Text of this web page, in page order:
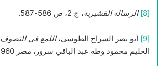
[8] الرسالة القشيرية، ج 2، ص 586-587.
[9] أبو نصر السراج الطوسي،اللمع في التصوف
الحليم محمود وطه عبد الباقي سرور، مصر 1960، ص 52.